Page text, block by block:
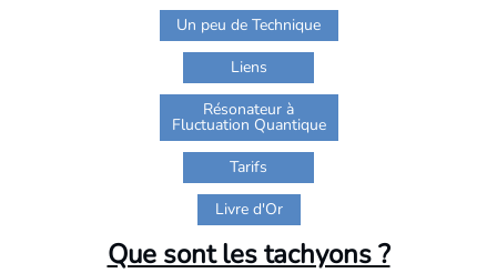
Un peu de Technique
Liens
Résonateur à
Fluctuation Quantique
Tarifs
Livre d'Or
Que sont les tachyons ?